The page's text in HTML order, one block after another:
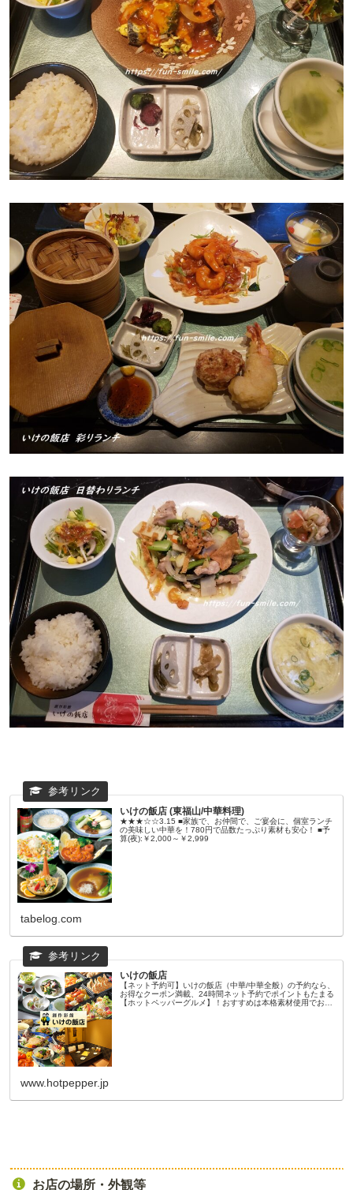
いけの飯店 (東福山/中華料理)
★★★☆☆3.15 ■家族で、お仲間で、ご宴会に、個室ランチ
の美味しい中華を！780円で品数たっぷり素材も安心！ ■予
算(夜):￥2,000～￥2,999
tabelog.com
いけの飯店
【ネット予約可】いけの飯店（中華/中華全般）の予約なら、
お得なクーポン満載、24時間ネット予約でポイントもたまる
【ホットペッパーグルメ】！おすすめは本格素材使用でお腹
www.hotpepper.jp
お店の場所・外観等